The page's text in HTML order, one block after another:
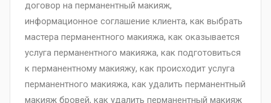
договор на перманентный макияж,
информационное соглашение клиента, как выбрать
мастера перманентного макияжа, как оказывается
услуга перманентного макияжа, как подготовиться
к перманентному макияжу, как происходит услуга
перманентного макияжа, как удалить перманентный
макияж бровей, как удалить перманентный макияж